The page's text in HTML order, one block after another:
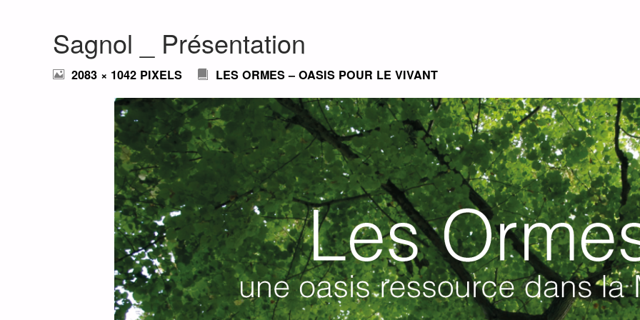
Sagnol _ Présentation
FULL2083 × 1042 PIXELS LES ORMES – OASIS POUR LE VIVANT